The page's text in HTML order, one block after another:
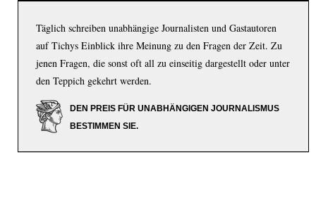
Täglich schreiben unabhängige Journalisten und Gastautoren
auf Tichys Einblick ihre Meinung zu den Fragen der Zeit. Zu
jenen Fragen, die sonst oft all zu einseitig dargestellt oder unter
den Teppich gekehrt werden.
DEN PREIS FÜR UNABHÄNGIGEN JOURNALISMUS
BESTIMMEN SIE.